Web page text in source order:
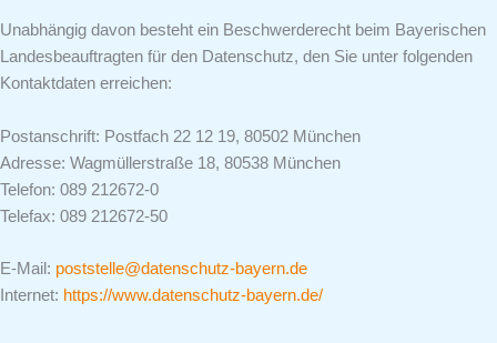
Unabhängig davon besteht ein Beschwerderecht beim Bayerischen
Landesbeauftragten für den Datenschutz, den Sie unter folgenden
Kontaktdaten erreichen:
Postanschrift: Postfach 22 12 19, 80502 München
Adresse: Wagmüllerstraße 18, 80538 München
Telefon: 089 212672-0
Telefax: 089 212672-50
E-Mail: poststelle@datenschutz-bayern.de
Internet: https://www.datenschutz-bayern.de/